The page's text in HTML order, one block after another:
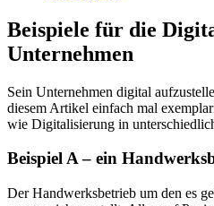
Beispiele für die
Unternehmen
Sein Unternehmen digital
diesem Artikel einfach mal
wie Digitalisierung in
Beispiel A – ein
Der Handwerksbetrieb um den es